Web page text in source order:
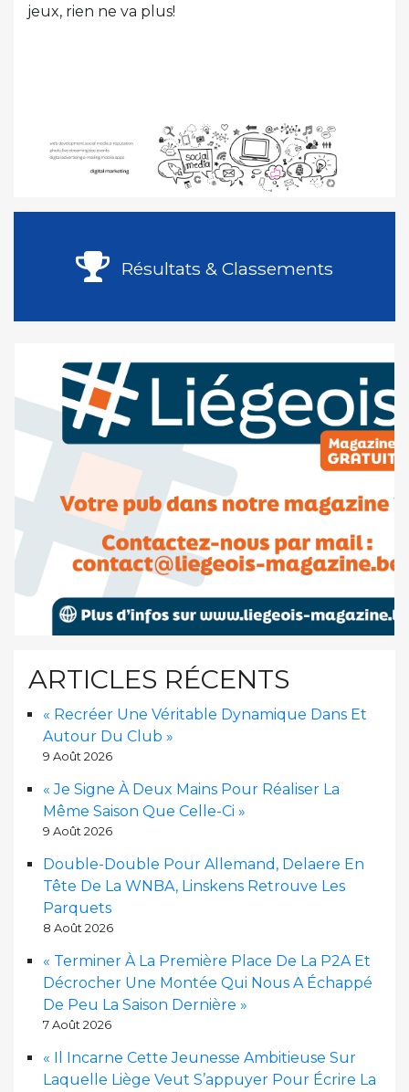
jeux, rien ne va plus!
Résultats & Classements
ARTICLES RÉCENTS
« Recréer Une Véritable Dynamique Dans Et
Autour Du Club »
9 Août 2026
« Je Signe À Deux Mains Pour Réaliser La
Même Saison Que Celle-Ci »
9 Août 2026
Double-Double Pour Allemand, Delaere En
Tête De La WNBA, Linskens Retrouve Les
Parquets
8 Août 2026
« Terminer À La Première Place De La P2A Et
Décrocher Une Montée Qui Nous A Échappé
De Peu La Saison Dernière »
7 Août 2026
« Il Incarne Cette Jeunesse Ambitieuse Sur
Laquelle Liège Veut S’appuyer Pour Écrire La